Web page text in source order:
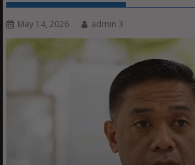
May 14, 2026 admin 3